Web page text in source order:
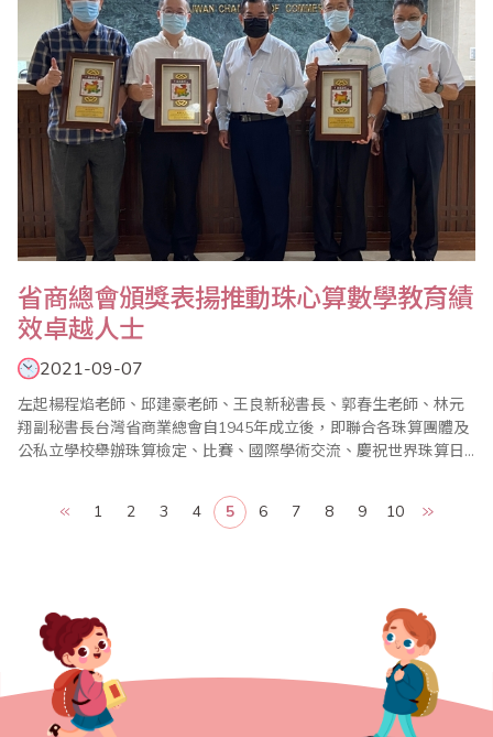
​省商總會頒獎表揚推動珠心算數學教育績
效卓越人士
2021-09-07
左起楊程焰老師、邱建豪老師、王良新秘書長、郭春生老師、林元
翔副秘書長台灣省商業總會自1945年成立後，即聯合各珠算團體及
公私立學校舉辦珠算檢定、比賽、國際學術交流、慶祝世界珠算日
發」之品質管理認證，增添標準化管理及強化內部工作架構，以ISO
精神辦理珠算及數學檢定認證，受到普遍好評。110年度下半年第3
1 2 3 4 5 6 7 8 9 10